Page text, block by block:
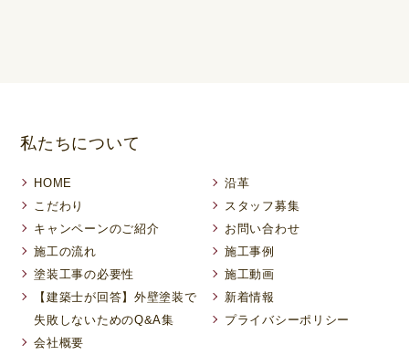
私たちについて
HOME
こだわり
キャンペーンのご紹介
施工の流れ
塗装工事の必要性
【建築士が回答】外壁塗装で
失敗しないためのQ&A集
会社概要
沿革
スタッフ募集
お問い合わせ
施工事例
施工動画
新着情報
プライバシーポリシー